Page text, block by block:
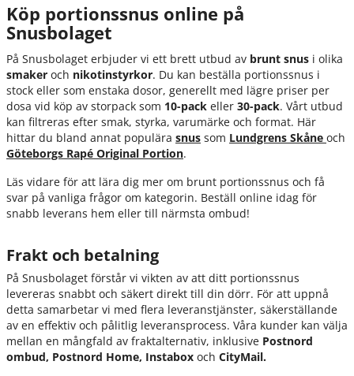
Köp portionssnus online på
Snusbolaget
På Snusbolaget erbjuder vi ett brett utbud av brunt snus i olika
smaker och nikotinstyrkor. Du kan beställa portionssnus i
stock eller som enstaka dosor, generellt med lägre priser per
dosa vid köp av storpack som 10-pack eller 30-pack. Vårt utbud
kan filtreras efter smak, styrka, varumärke och format. Här
hittar du bland annat populära snus som Lundgrens Skåne och
Göteborgs Rapé Original Portion.
Läs vidare för att lära dig mer om brunt portionssnus och få
svar på vanliga frågor om kategorin. Beställ online idag för
snabb leverans hem eller till närmsta ombud!
Frakt och betalning
På Snusbolaget förstår vi vikten av att ditt portionssnus
levereras snabbt och säkert direkt till din dörr. För att uppnå
detta samarbetar vi med flera leveranstjänster, säkerställande
av en effektiv och pålitlig leveransprocess. Våra kunder kan välja
mellan en mångfald av fraktalternativ, inklusive Postnord
ombud, Postnord Home, Instabox och CityMail.